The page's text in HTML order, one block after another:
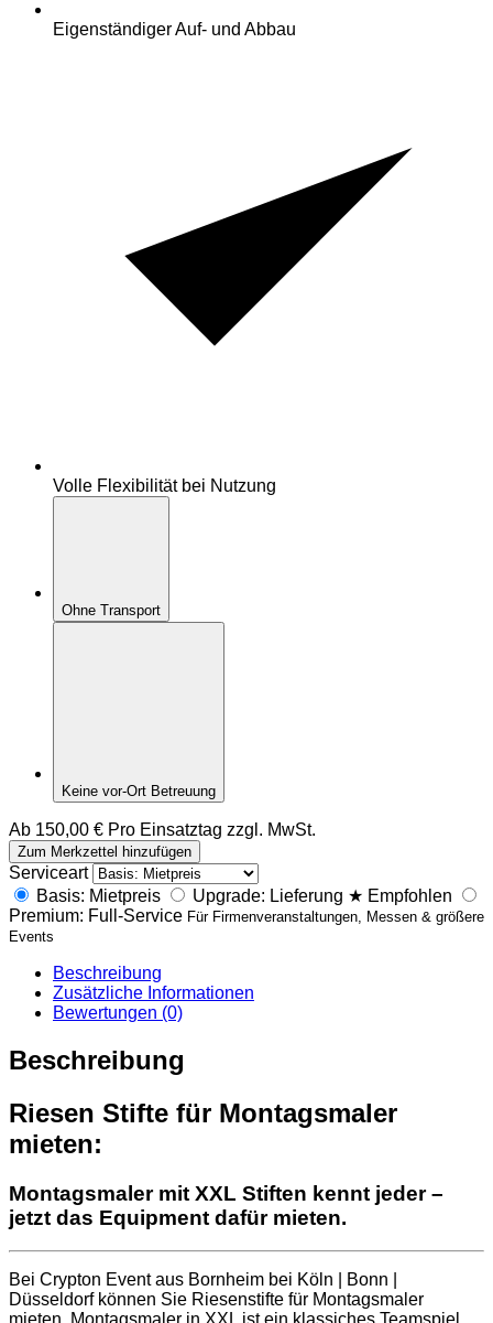
Eigenständiger Auf- und Abbau
Volle Flexibilität bei Nutzung
Ohne Transport
Keine vor-Ort Betreuung
Ab 150,00 € Pro Einsatztag zzgl. MwSt.
M
o
n
t
a
g
e
r
i
e
s
n
s
t
t
e
Zum Merkzettel hinzufügen
Serviceart
Basis: Mietpreis
Upgrade: Lieferung ★ Empfohlen
Premium: Full-Service Für Firmenveranstaltungen, Messen & größere
Events
Beschreibung
Zusätzliche Informationen
Bewertungen (0)
Beschreibung
Riesen Stifte für Montagsmaler
mieten:
Montagsmaler mit XXL Stiften kennt jeder –
jetzt das Equipment dafür mieten.
​Bei Crypton Event aus Bornheim bei Köln | Bonn |
Düsseldorf können Sie Riesenstifte für Montagsmaler